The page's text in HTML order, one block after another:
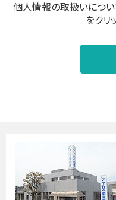
●個人情報の利用
客様からご提供いた
メールアドレス等、
・不動産分譲・
築工事請負・設
（当社に対し保
社の利用目的は
個人情報の取扱いについ
をクリ